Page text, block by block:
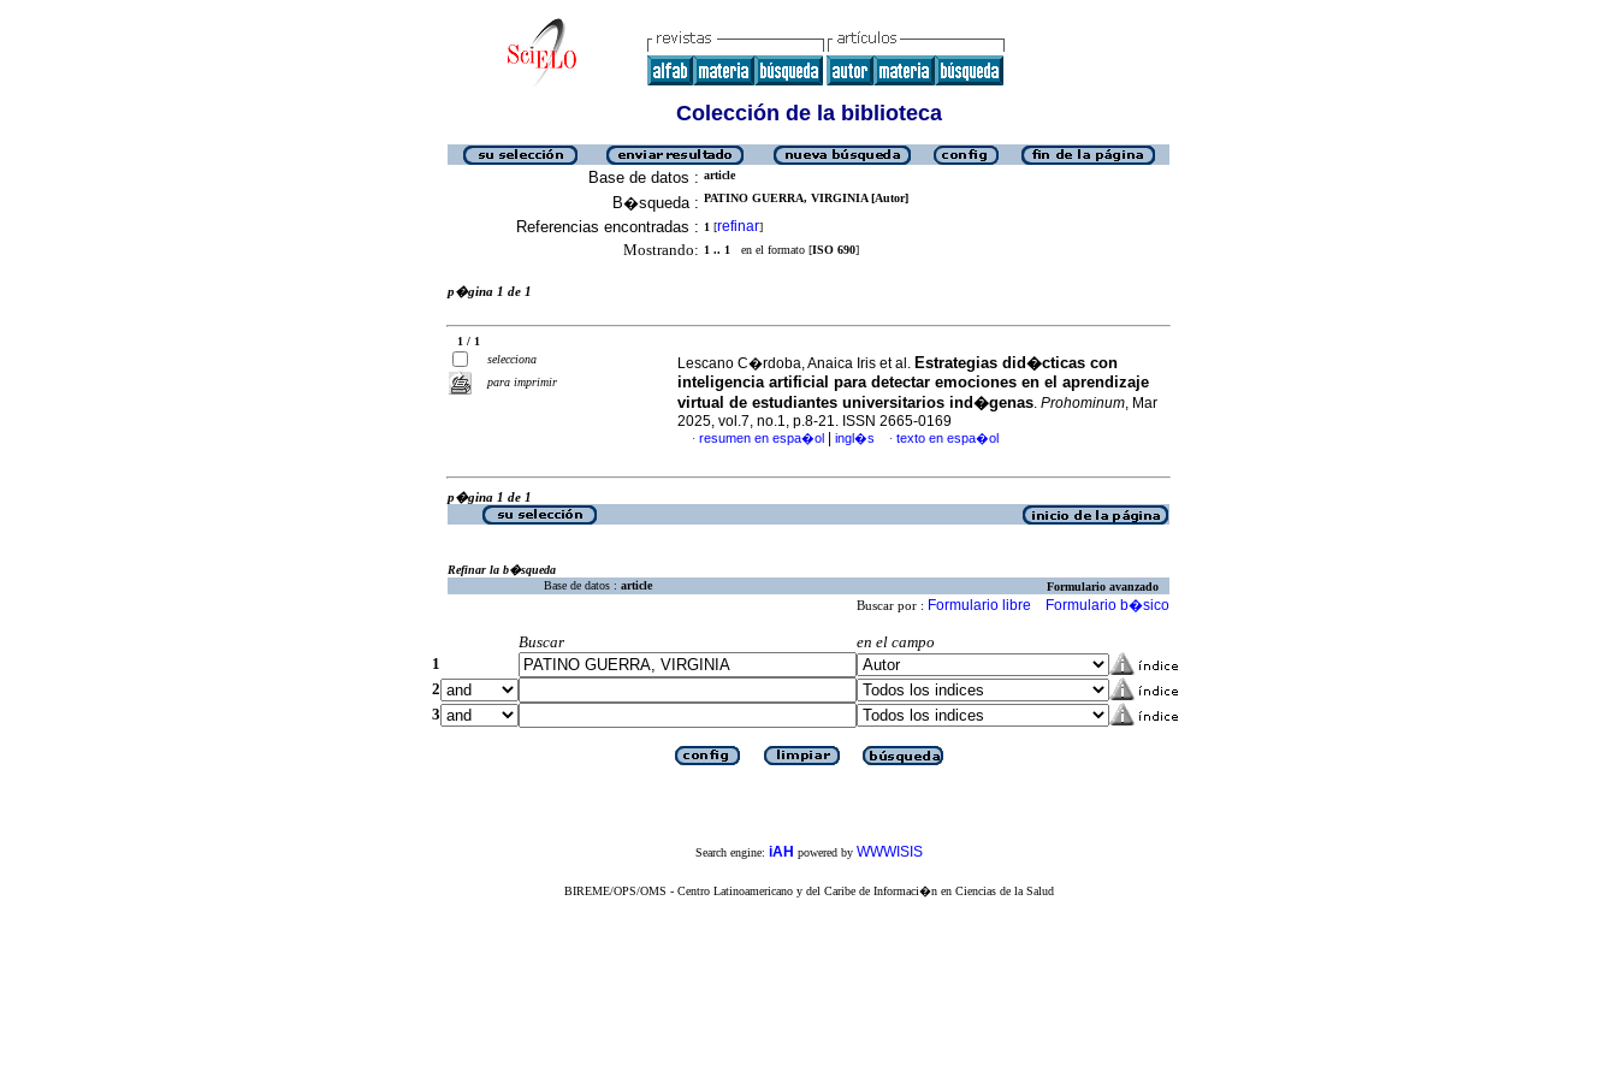
Colección de la biblioteca
Base de datos : article
B�squeda : PATINO GUERRA, VIRGINIA [Autor]
Referencias encontradas : 1 [refinar]
Mostrando: 1 .. 1 en el formato [ISO 690]
p�gina 1 de 1
1 / 1
selecciona
para imprimir
Lescano C�rdoba, Anaica Iris et al. Estrategias did�cticas con
inteligencia artificial para detectar emociones en el aprendizaje
virtual de estudiantes universitarios ind�genas. Prohominum, Mar
2025, vol.7, no.1, p.8-21. ISSN 2665-0169
· resumen en espa�ol ingl�s · texto en espa�ol
p�gina 1 de 1
Refinar la b�squeda
Base de datos : article Formulario avanzado
Buscar por : Formulario libre Formulario b�sico
Buscar
en el campo
1
2
3
Search engine: iAH powered by WWWISIS
BIREME/OPS/OMS - Centro Latinoamericano y del Caribe de Informaci�n en Ciencias de la Salud